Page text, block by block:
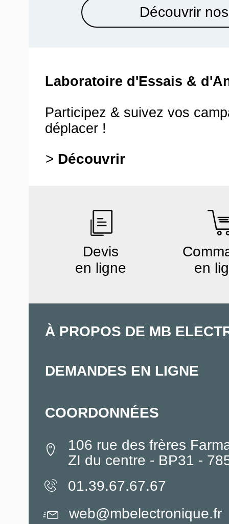
Découvrir
Laboratoire d'Essais &
Participez & suivez vos
déplacer !
> Découvrir
Devis
en ligne
en
À PROPOS DE MB
DEMANDES EN LIGNE
COORDONNÉES
106 rue des frères
ZI du centre - BP31 -
01.39.67.67.67
web@mbelectronique.fr